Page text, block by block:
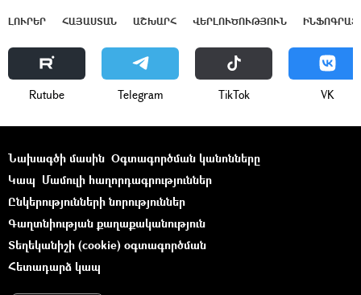
ԼՈՒՐԵՐ ՀԱՅԱՍՏԱՆ ԱՇԽԱՐՀ ՎԵՐԼՈՒԾՈՒԹՅՈՒՆ
Rutube Telegram ТikТоk VK
Նախագծի մասին Օգտագործման կանոնները
Կապ Մամուլի հաղորդագրություններ
Ընկերությունների նորություններ
Գաղտնիության քաղաքականություն
Տեղեկանիշի (cookie) օգտագործման
Հետադարձ կապ